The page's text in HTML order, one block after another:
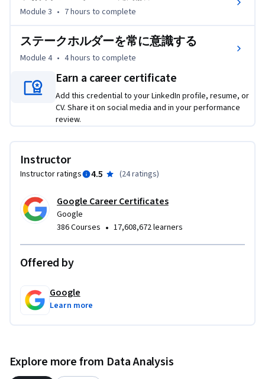
- 分析を行う際の、効果的な問いかけのテクニックを学
ぶ。
- データ主導の意思決定とデータアナリストのプレゼンテ
ーション方法について理解する。
- 問いかけと意思決定の理解を深めるために、ビジネスの
さまざまなシナリオを検証する。
- 構造化思考に関連するアイデアについて検証する。ま
た、それらがデータアナリストが課題を理解し、ソリュー
- ビジネスにおける目標を達成するために、データアナリ
ティクスチームと明確なコミュニケーションを取りなが
ら、ステークホルダーの期待値を管理するための戦略につ
いて学ぶ。
Module 3 • 7 hours to complete
ステークホルダーを常に意識する
Module 4 • 4 hours to complete
Earn a career certificate
Add this credential to your LinkedIn profile, resume, or
CV. Share it on social media and in your performance
review.
Instructor
Instructor ratings 4.5 (24 ratings)
Google Career Certificates
Google
386 Courses • 17,608,672 learners
Offered by
Google
Learn more
Explore more from Data Analysis